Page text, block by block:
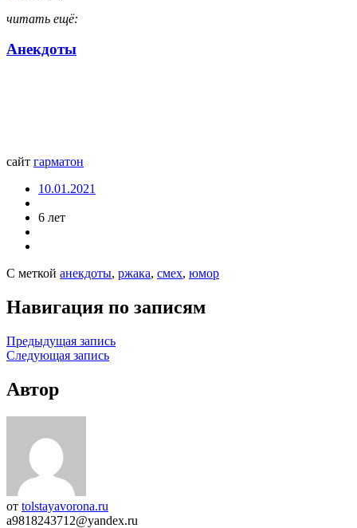
читать ещё:
Анекдоты
сайт гарматон
10.01.2021
6 лет
С меткой анекдоты, ржака, смех, юмор
Навигация по записям
Предыдущая запись
Следующая запись
Автор
от tolstayavorona.ru
a9818243712@yandex.ru